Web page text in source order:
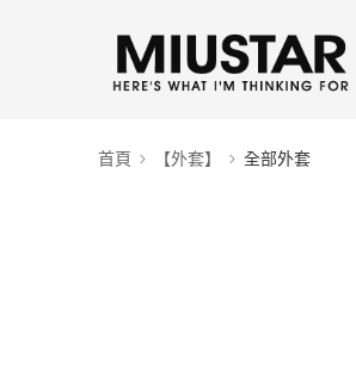
首頁 【外套】 全部外套